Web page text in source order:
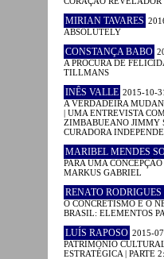
MIRIAN TAVARES
ABSOLUTELY
CONSTANÇA BABO
A PROCURA DE
TILLMANS
INÊS VALLE 2015-10-
A VERDADEIRA
| UMA ENTREVISTA
ZIMBABUEANO JIMMY
CURADORA
MARIBEL MENDES
PARA UMA
MARKUS GABRIEL
RENATO
O CONCRETISMO E O
BRASIL: ELEMENTOS
LUÍS RAPOSO 2015-
PATRIMÓNIO
ESTRATÉGICA | PARTE